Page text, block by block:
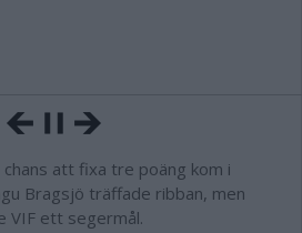
att fixa tre poäng kom i
Bragsjö träffade ribban, men
VIF ett segermål.